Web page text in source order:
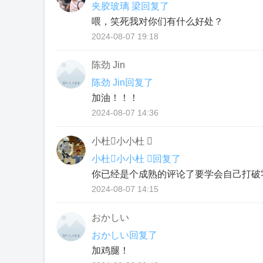
夹胶玻璃 梁回复了
喂，笑死我对你们有什么好处？
2024-08-07 19:18
陈劲 Jin
陈劲 Jin回复了
加油！！！
2024-08-07 14:36
小杜小小杜 
小杜小小杜 回复了
你已经是个成熟的评论了要学会自己打破
2024-08-07 14:15
おかしい
おかしい回复了
加鸡腿！